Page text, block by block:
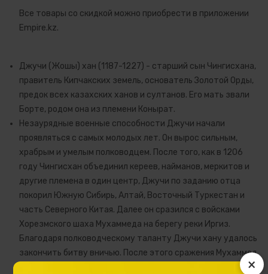
×
Все товары со скидкой можно приобрести в приложении
Empire.kz.
Джучи (Жошы) хан (1187-1227) - старший сын Чингисхана,
правитель Кипчакских земель, основатель Золотой Орды,
предок всех казахских ханов и султанов. Его мать звали
Борте, родом она из племени Конырат.
Незаурядные военные способности Джучи начали
проявляться с самых молодых лет. Он вырос сильным,
храбрым и умелым полководцем. После того, как в 1206
году Чингисхан объединил кереев, найманов, меркитов и
другие племена в один центр, Джучи по заданию отца
покорил Южную Сибирь, Алтай, Восточный Туркестан и
часть Северного Китая. Далее он сразился с войсками
Хорезмского шаха Мухаммеда на берегу реки Иргиз.
Благодаря полководческому таланту Джучи хану удалось
закончить битву вничью. После этого сражения Мухаммед
шах отказался от войны с ним. А Джучи хан в 1220-1222